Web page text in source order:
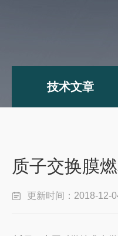
技术文章
质子交换膜
更新时间：2018-12-